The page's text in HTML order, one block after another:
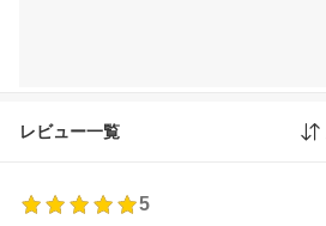
レビュー一覧
5